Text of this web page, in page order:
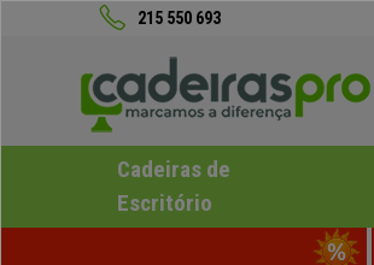
215 550 693
Cadeiras de
Escritório